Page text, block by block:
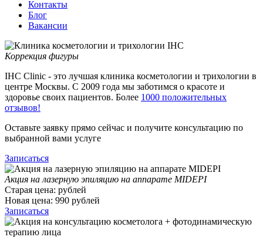
Контакты
Блог
Вакансии
Коррекция фигуры
IHC Clinic - это лучшая клиника косметологии и трихологии в
центре Москвы. С 2009 года мы заботимся о красоте и
здоровье своих пациентов. Более 1000 положительных
отзывов!
Оставьте заявку прямо сейчас и получите консультацию по
выбранной вами услуге
Записаться
Акция на лазерную эпиляцию на аппарате MIDEPI
Старая цена: рублей
Новая цена: 990 рублей
Записаться